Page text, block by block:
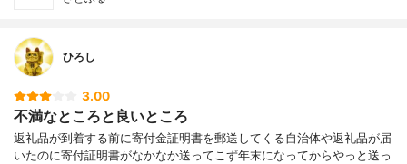
ひろし
3.00
不満なところと良いところ
返礼品が到着する前に寄付金証明書を郵送してくる自治体や返礼品が届
いたのに寄付証明書がなかなか送ってこず年末になってからやっと送っ